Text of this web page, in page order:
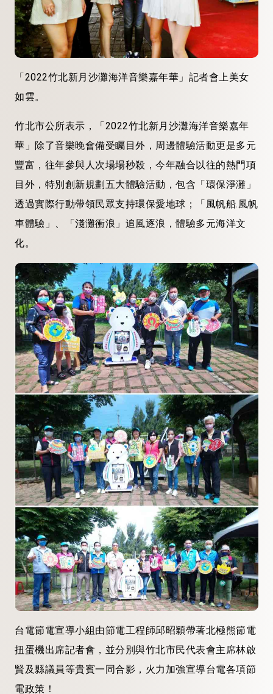
「2022竹北新月沙灘海洋音樂嘉年華」記者會上美女
如雲。
竹北市公所表示，「2022竹北新月沙灘海洋音樂嘉年
華」除了音樂晚會備受矚目外，周邊體驗活動更是多元
豐富，往年參與人次場場秒殺，今年融合以往的熱門項
目外，特別創新規劃五大體驗活動，包含「環保淨灘」
透過實際行動帶領民眾支持環保愛地球；「風帆船.風帆
車體驗」、「淺灘衝浪」追風逐浪，體驗多元海洋文
化。
台電節電宣導小組由節電工程師邱昭穎帶著北極熊節電
扭蛋機出席記者會，並分別與竹北市民代表會主席林啟
賢及縣議員等貴賓一同合影，火力加強宣導台電各項節
電政策！